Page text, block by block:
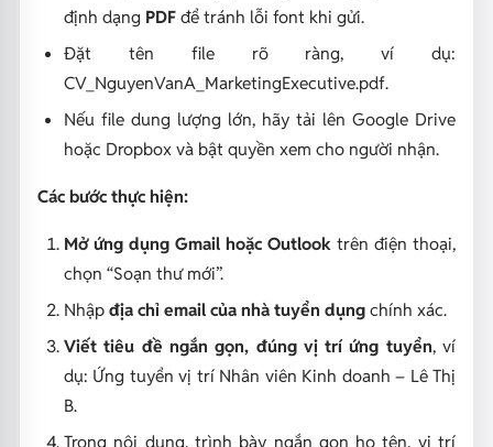
định dạng PDFđể tránh lỗi font khi gửi.
Đặt tên file rõ ràng, ví dụ:
CV_NguyenVanA_MarketingExecutive.pdf.
Nếu file dung lượng lớn, hãy tải lên Google Drive
hoặc Dropbox và bật quyền xem cho người nhận.
Các bước thực hiện:
Mở ứng dụng Gmail hoặc Outlook trên điện thoại,
chọn “Soạn thư mới”.
Nhập địa chỉ email của nhà tuyển dụngchính xác.
Viết tiêu đề ngắn gọn, đúng vị trí ứng tuyển, ví
dụ: Ứng tuyển vị trí Nhân viên Kinh doanh – Lê Thị
B.
Trong nội dung, trình bày ngắn gọn họ tên, vị trí